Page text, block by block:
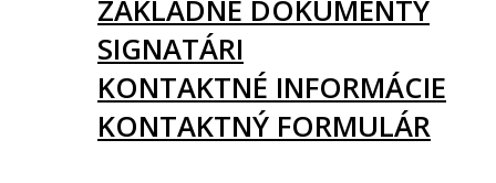
ZÁKLADNÉ DOKUMENTY
SIGNATÁRI
KONTAKTNÉ INFORMÁCIE
KONTAKTNÝ FORMULÁR